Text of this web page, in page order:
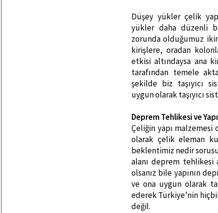
Düşey yükler çelik
yükler daha düzenli
zorunda olduğumuz
kirişlere, oradan
etkisi altındaysa ana
tarafından temele
şekilde biz taşıyıcı
uygun olarak taşıyıcı
Deprem Tehlikesi ve
Çeliğin yapı malzemesi
olarak çelik eleman
beklentimiz nedir
alanı deprem tehlikesi
olsanız bile yapının
ve ona uygun olarak
ederek Türkiye’nin
değil.